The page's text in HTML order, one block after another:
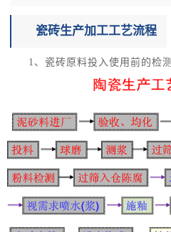
瓷砖生产加工工艺流程
1、瓷砖原料投入使用前的检测